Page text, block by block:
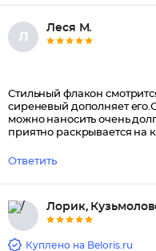
Л
Леся М.
Стильный флакон
сиреневый дополняет
можно наносить очень
приятно раскрывается на
Ответить
Куплено на Beloris.ru